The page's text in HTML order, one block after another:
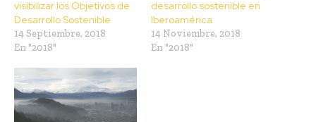
visibilizar los Objetivos de
Desarrollo Sostenible
14 Septiembre, 2018
En "2018"
desarrollo sostenible en
Iberoamérica
14 Noviembre, 2018
En "2018"